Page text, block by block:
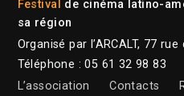
Festival de cinéma latino-
sa région
Organisé par l’ARCALT, 77
Téléphone : 05 61 32 98 83
L’association
Contacts